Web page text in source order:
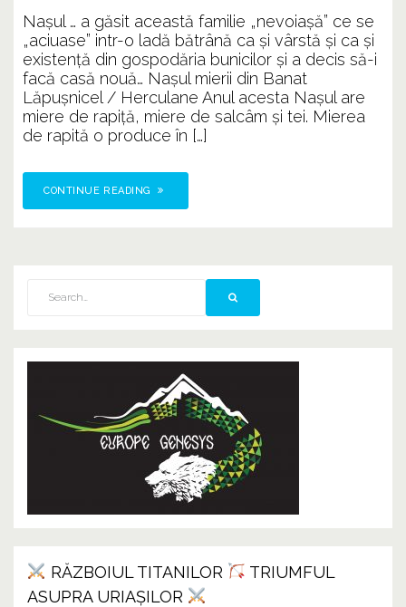
Nașul … a găsit această familie „nevoiașă” ce se
„aciuase” intr-o ladă bătrână ca și vârstă și ca și
existență din gospodăria bunicilor și a decis să-i
facă casă nouă… Nașul mierii din Banat
Lăpușnicel / Herculane Anul acesta Nașul are
miere de rapiță, miere de salcâm și tei. Mierea
de rapită o produce în […]
CONTINUE READING
RĂZBOIUL TITANILOR
TRIUMFUL
ASUPRA URIAȘILOR